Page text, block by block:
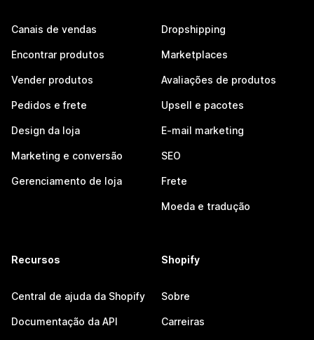
Canais de vendas
Encontrar produtos
Vender produtos
Pedidos e frete
Design da loja
Marketing e conversão
Gerenciamento de loja
Dropshipping
Marketplaces
Avaliações de produtos
Upsell e pacotes
E-mail marketing
SEO
Frete
Moeda e tradução
Recursos
Central de ajuda da Shopify
Documentação da API
Shopify
Sobre
Carreiras